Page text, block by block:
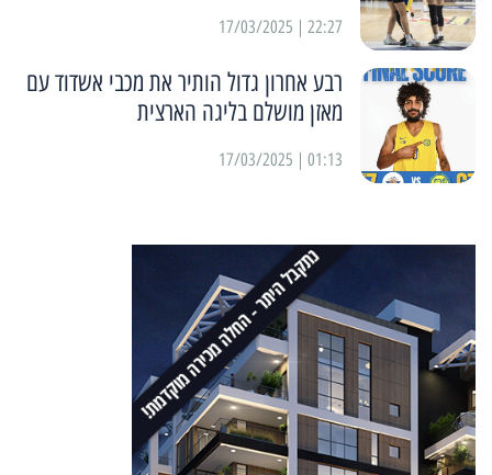
22:27 | 17/03/2025
רבע אחרון גדול הותיר את מכבי אשדוד עם
מאזן מושלם בליגה הארצית
01:13 | 17/03/2025